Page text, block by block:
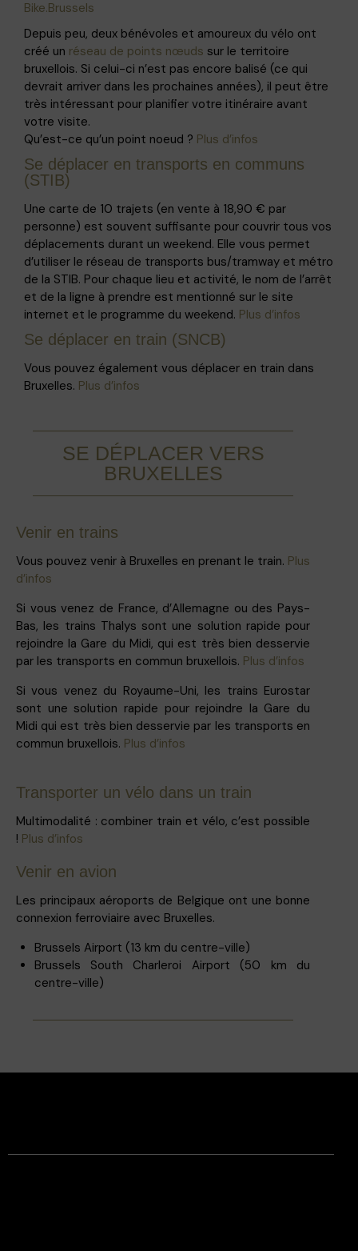
Bike.Brussels
Depuis peu, deux bénévoles et amoureux du vélo ont
créé un réseau de points nœuds sur le territoire
bruxellois. Si celui-ci n’est pas encore balisé (ce qui
devrait arriver dans les prochaines années), il peut être
très intéressant pour planifier votre itinéraire avant
votre visite.
Qu’est-ce qu’un point noeud ? Plus d’infos
Se déplacer en transports en communs
(STIB)
Une carte de 10 trajets (en vente à 18,90 € par
personne) est souvent suffisante pour couvrir tous vos
déplacements durant un weekend. Elle vous permet
d’utiliser le réseau de transports bus/tramway et métro
de la STIB. Pour chaque lieu et activité, le nom de l’arrêt
et de la ligne à prendre est mentionné sur le site
internet et le programme du weekend. Plus d’infos
Se déplacer en train (SNCB)
Vous pouvez également vous déplacer en train dans
Bruxelles. Plus d’infos
SE DÉPLACER VERS
BRUXELLES
Venir en trains
Vous pouvez venir à Bruxelles en prenant le train. Plus
d’infos
Si vous venez de France, d’Allemagne ou des Pays-
Bas, les trains Thalys sont une solution rapide pour
rejoindre la Gare du Midi, qui est très bien desservie
par les transports en commun bruxellois. Plus d’infos
Si vous venez du Royaume-Uni, les trains Eurostar
sont une solution rapide pour rejoindre la Gare du
Midi qui est très bien desservie par les transports en
commun bruxellois. Plus d’infos
Transporter un vélo dans un train
Multimodalité : combiner train et vélo, c’est possible
! Plus d’infos
Venir en avion
Les principaux aéroports de Belgique ont une bonne
connexion ferroviaire avec Bruxelles.
Brussels Airport (13 km du centre-ville)
Brussels South Charleroi Airport (50 km du
centre-ville)